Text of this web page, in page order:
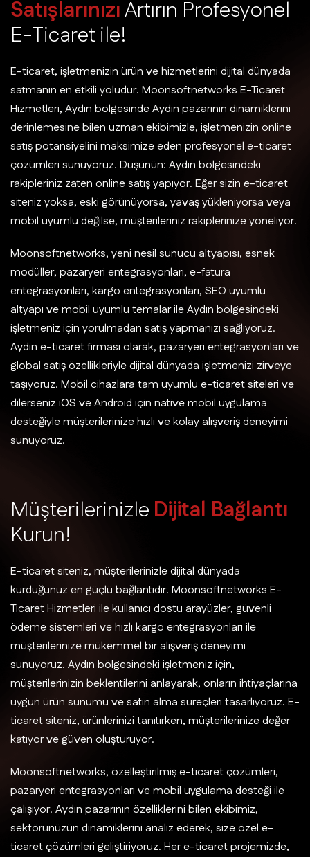
SatışlarınızıArtırın Profesyonel
E-Ticaret ile!
E-ticaret, işletmenizin ürün ve hizmetlerini dijital dünyada
satmanın en etkili yoludur. Moonsoftnetworks E-Ticaret
Hizmetleri, Aydın bölgesinde Aydın pazarının dinamiklerini
derinlemesine bilen uzman ekibimizle, işletmenizin online
satış potansiyelini maksimize eden profesyonel e-ticaret
çözümleri sunuyoruz. Düşünün: Aydın bölgesindeki
rakipleriniz zaten online satış yapıyor. Eğer sizin e-ticaret
siteniz yoksa, eski görünüyorsa, yavaş yükleniyorsa veya
mobil uyumlu değilse, müşterileriniz rakiplerinize yöneliyor.
Moonsoftnetworks, yeni nesil sunucu altyapısı, esnek
modüller, pazaryeri entegrasyonları, e-fatura
entegrasyonları, kargo entegrasyonları, SEO uyumlu
altyapı ve mobil uyumlu temalar ile Aydın bölgesindeki
işletmeniz için yorulmadan satış yapmanızı sağlıyoruz.
Aydın e-ticaret firması olarak, pazaryeri entegrasyonları ve
global satış özellikleriyle dijital dünyada işletmenizi zirveye
taşıyoruz. Mobil cihazlara tam uyumlu e-ticaret siteleri ve
dilerseniz iOS ve Android için native mobil uygulama
desteğiyle müşterilerinize hızlı ve kolay alışveriş deneyimi
sunuyoruz.
Müşterilerinizle Dijital Bağlantı
Kurun!
E-ticaret siteniz, müşterilerinizle dijital dünyada
kurduğunuz en güçlü bağlantıdır. Moonsoftnetworks E-
Ticaret Hizmetleri ile kullanıcı dostu arayüzler, güvenli
ödeme sistemleri ve hızlı kargo entegrasyonları ile
müşterilerinize mükemmel bir alışveriş deneyimi
sunuyoruz. Aydın bölgesindeki işletmeniz için,
müşterilerinizin beklentilerini anlayarak, onların ihtiyaçlarına
uygun ürün sunumu ve satın alma süreçleri tasarlıyoruz. E-
ticaret siteniz, ürünlerinizi tanıtırken, müşterilerinize değer
katıyor ve güven oluşturuyor.
Moonsoftnetworks, özelleştirilmiş e-ticaret çözümleri,
pazaryeri entegrasyonları ve mobil uygulama desteği ile
çalışıyor. Aydın pazarının özelliklerini bilen ekibimiz,
sektörünüzün dinamiklerini analiz ederek, size özel e-
ticaret çözümleri geliştiriyoruz. Her e-ticaret projemizde,